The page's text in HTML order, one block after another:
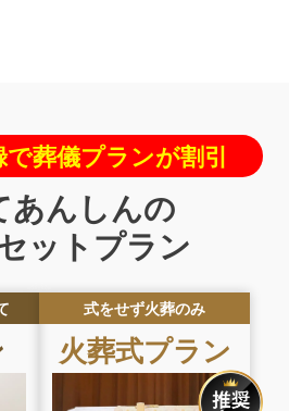
葬儀プランが割引
あんしんの
ットプラン
式をせず火葬のみ
火葬式プラン